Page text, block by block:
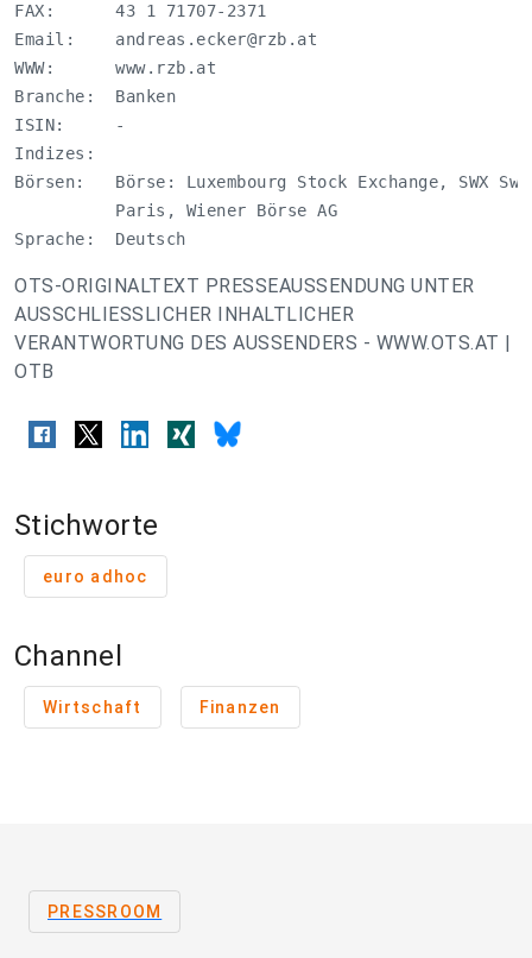
FAX:      43 1 71707-2371
Email: andreas.ecker@rzb.at
WWW:      www.rzb.at
Branche:  Banken
ISIN:     -
Indizes:
Börsen:   Börse: Luxembourg Stock Exchange, SWX
          Paris, Wiener Börse AG
Sprache:  Deutsch
OTS-ORIGINALTEXT PRESSEAUSSENDUNG UNTER
AUSSCHLIESSLICHER INHALTLICHER
VERANTWORTUNG DES AUSSENDERS - WWW.OTS.AT |
OTB
Stichworte
euro adhoc
Channel
Wirtschaft Finanzen
PRESSROOM